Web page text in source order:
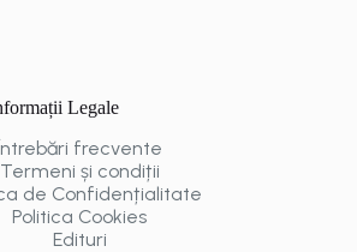
Legale
frecvente
Termeni și condiții
de Confidențialitate
Politica Cookies
Edituri